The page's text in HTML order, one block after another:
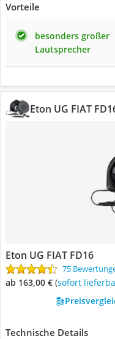
Vorteile
besonders großer
Lautsprecher
Eton UG FIAT
Eton UG FIAT FD16
75
ab 163,00 € ( Sofort
Technische Details